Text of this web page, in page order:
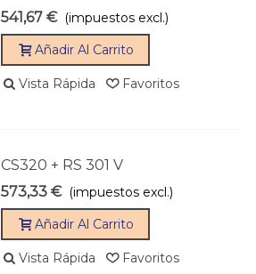
541,67 € (impuestos excl.)
Añadir Al Carrito
Vista Rápida Favoritos
CS320 + RS 301 V
573,33 € (impuestos excl.)
Añadir Al Carrito
Vista Rápida Favoritos